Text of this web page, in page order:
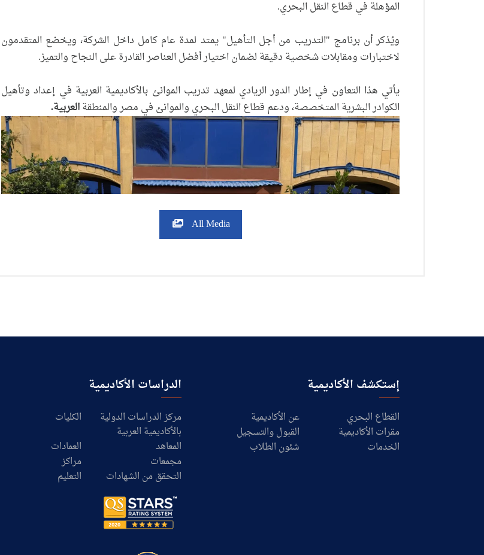
المؤهلة في قطاع النقل البحري.
ويُذكر أن برنامج "التدريب من أجل التأهيل" يمتد لمدة عام كامل داخل الشركة، ويخضع المتقدمون
لاختبارات ومقابلات شخصية دقيقة لضمان اختيار أفضل العناصر القادرة على النجاح والتميز.
يأتي هذا التعاون في إطار الدور الريادي لمعهد تدريب الموانئ بالأكاديمية العربية في إعداد وتأهيل
الكوادر البشرية المتخصصة، ودعم قطاع النقل البحري والموانئ في مصر والمنطقةالعربية.
All Media
إستكشف الأكاديمية
عن الأكاديمية
القطاع البحري
القبول والتسجيل
مقرات الأكاديمية
شئون الطلاب
الخدمات
الدراسات الأكاديمية
الكليات
مركز الدراسات الدولية
بالأكاديمية العربية
العمادات
المعاهد
مراكز
مجمعات
التعليم
التحقق من الشهادات